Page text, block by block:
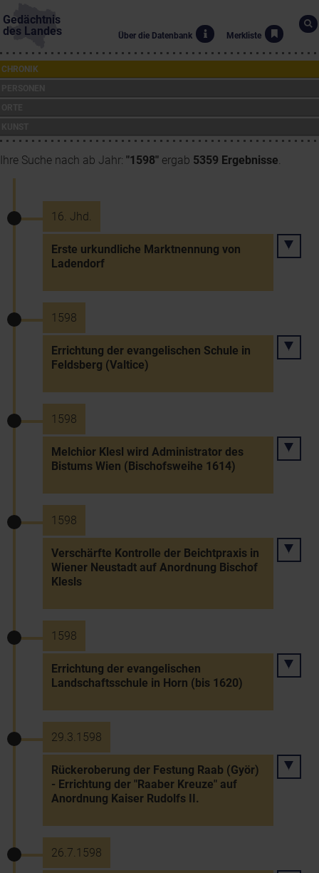
Gedächtnis
des Landes
Über die Datenbank Merkliste
CHRONIK
Ihre Suche nach ab Jahr: "1598" ergab 5359 Ergebnisse.
16. Jhd.
Erste urkundliche Marktnennung von
Ladendorf
1598
Errichtung der evangelischen Schule in
Feldsberg (Valtice)
1598
Melchior Klesl wird Administrator des
Bistums Wien (Bischofsweihe 1614)
1598
Verschärfte Kontrolle der Beichtpraxis in
Wiener Neustadt auf Anordnung Bischof
Klesls
1598
Errichtung der evangelischen
Landschaftsschule in Horn (bis 1620)
29.3.1598
Rückeroberung der Festung Raab (Györ)
- Errichtung der "Raaber Kreuze" auf
Anordnung Kaiser Rudolfs II.
26.7.1598